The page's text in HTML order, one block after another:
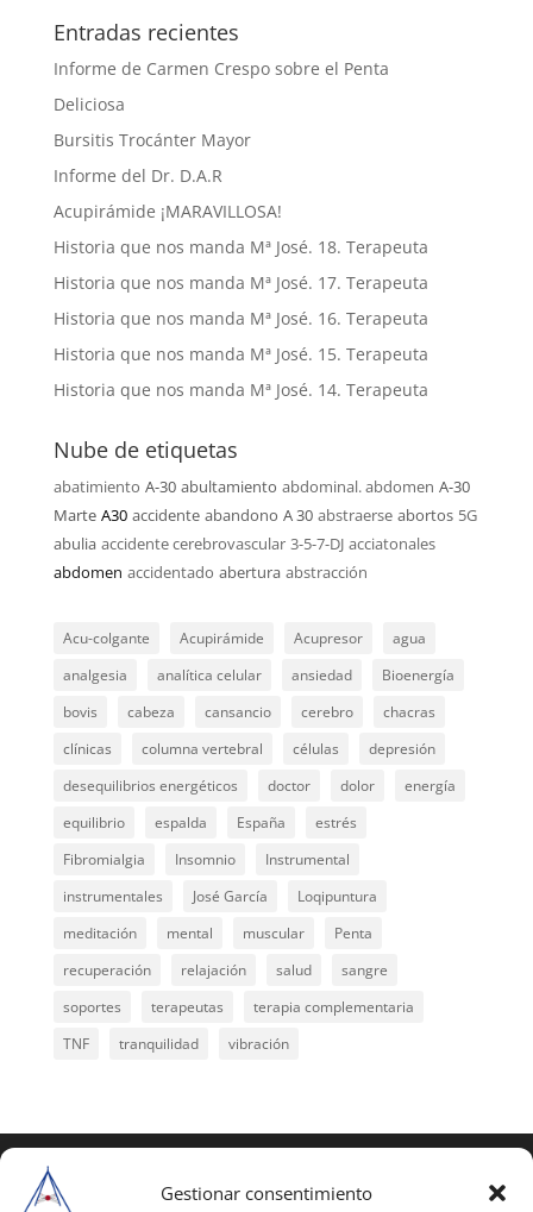
Gestionar consentimiento
Entradas recientes
Informe de Carmen Crespo sobre el Penta
Deliciosa
Bursitis Trocánter Mayor
Informe del Dr. D.A.R
Acupirámide ¡MARAVILLOSA!
Historia que nos manda Mª José. 18. Terapeuta
Historia que nos manda Mª José. 17. Terapeuta
Historia que nos manda Mª José. 16. Terapeuta
Historia que nos manda Mª José. 15. Terapeuta
Historia que nos manda Mª José. 14. Terapeuta
Nube de etiquetas
abatimiento A-30 abultamiento abdominal. abdomen A-30
Marte A30 accidente abandono A 30 abstraerse abortos 5G
abulia accidente cerebrovascular 3-5-7-DJ acciatonales
abdomen accidentado abertura abstracción
Acu-colgante Acupirámide Acupresor
agua
analgesia
analítica celular ansiedad
Bioenergía
bovis
cabeza cansancio cerebro
chacras
clínicas
columna vertebral células
depresión
desequilibrios energéticos
doctor dolor
energía
equilibrio
espalda España
estrés
Fibromialgia
Insomnio
Instrumental
instrumentales
José García
Loqipuntura
meditación
mental muscular
Penta
recuperación
relajación salud
sangre
soportes
terapeutas
terapia complementaria
TNF
tranquilidad vibración
reservados